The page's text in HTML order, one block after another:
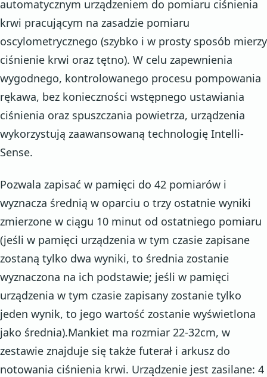
automatycznym urządzeniem do pomiaru ciśnienia
krwi pracującym na zasadzie pomiaru
oscylometrycznego (szybko i w prosty sposób mierzy
ciśnienie krwi oraz tętno). W celu zapewnienia
wygodnego, kontrolowanego procesu pompowania
rękawa, bez konieczności wstępnego ustawiania
ciśnienia oraz spuszczania powietrza, urządzenia
wykorzystują zaawansowaną technologię Intelli-
Sense.
Pozwala zapisać w pamięci do 42 pomiarów i
wyznacza średnią w oparciu o trzy ostatnie wyniki
zmierzone w ciągu 10 minut od ostatniego pomiaru
(jeśli w pamięci urządzenia w tym czasie zapisane
zostaną tylko dwa wyniki, to średnia zostanie
wyznaczona na ich podstawie; jeśli w pamięci
urządzenia w tym czasie zapisany zostanie tylko
jeden wynik, to jego wartość zostanie wyświetlona
jako średnia).Mankiet ma rozmiar 22-32cm, w
zestawie znajduje się także futerał i arkusz do
notowania ciśnienia krwi. Urządzenie jest zasilane: 4